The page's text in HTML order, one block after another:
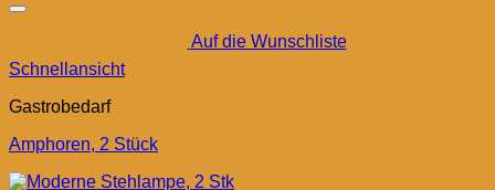
Auf die Wunschliste
Schnellansicht
Gastrobedarf
Amphoren, 2 Stück